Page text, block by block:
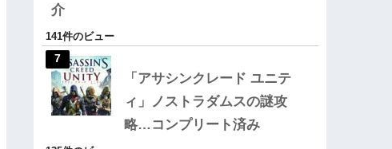
介
141件のビュー
「アサシンクレード ユニテ
ィ」ノストラダムスの謎攻
略…コンプリート済み